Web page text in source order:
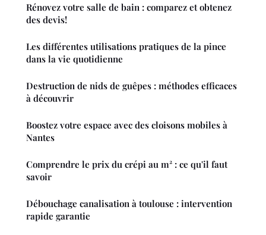
Rénovez votre salle de bain : comparez et obtenez
des devis!
Les différentes utilisations pratiques de la pince
dans la vie quotidienne
Destruction de nids de guêpes : méthodes efficaces
à découvrir
Boostez votre espace avec des cloisons mobiles à
Nantes
Comprendre le prix du crépi au m² : ce qu'il faut
savoir
Débouchage canalisation à toulouse : intervention
rapide garantie